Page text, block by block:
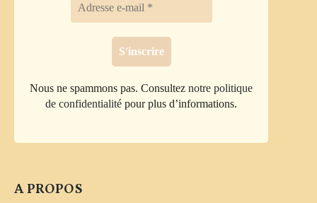
Nous ne spammons pas. Consulteznotre politique
de confidentialité pour plus d’informations.
A PROPOS